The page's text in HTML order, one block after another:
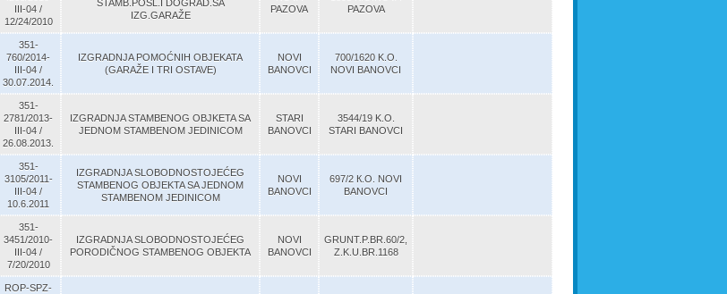
III-04 /
12/24/2010
STAMB.POSL.I DOGRAD.SA
IZG.GARAŽE
PAZOVA
PAZOVA
351-
760/2014-
III-04 /
30.07.2014.
IZGRADNJA POMOĆNIH OBJEKATA
(GARAŽE I TRI OSTAVE)
NOVI
BANOVCI
700/1620 K.O.
NOVI BANOVCI
351-
2781/2013-
III-04 /
26.08.2013.
IZGRADNJA STAMBENOG OBJKETA SA
JEDNOM STAMBENOM JEDINICOM
STARI
BANOVCI
3544/19 K.O.
STARI BANOVCI
351-
3105/2011-
III-04 /
10.6.2011
IZGRADNJA SLOBODNOSTOJEĆEG
STAMBENOG OBJEKTA SA JEDNOM
STAMBENOM JEDINICOM
NOVI
BANOVCI
697/2 К.О. NOVI
BANOVCI
351-
3451/2010-
III-04 /
7/20/2010
IZGRADNJA SLOBODNOSTOJEĆEG
PORODIČNOG STAMBENOG OBJEKTA
NOVI
BANOVCI
GRUNT.P.BR.60/2,
Z.K.U.BR.1168
ROP-SPZ-